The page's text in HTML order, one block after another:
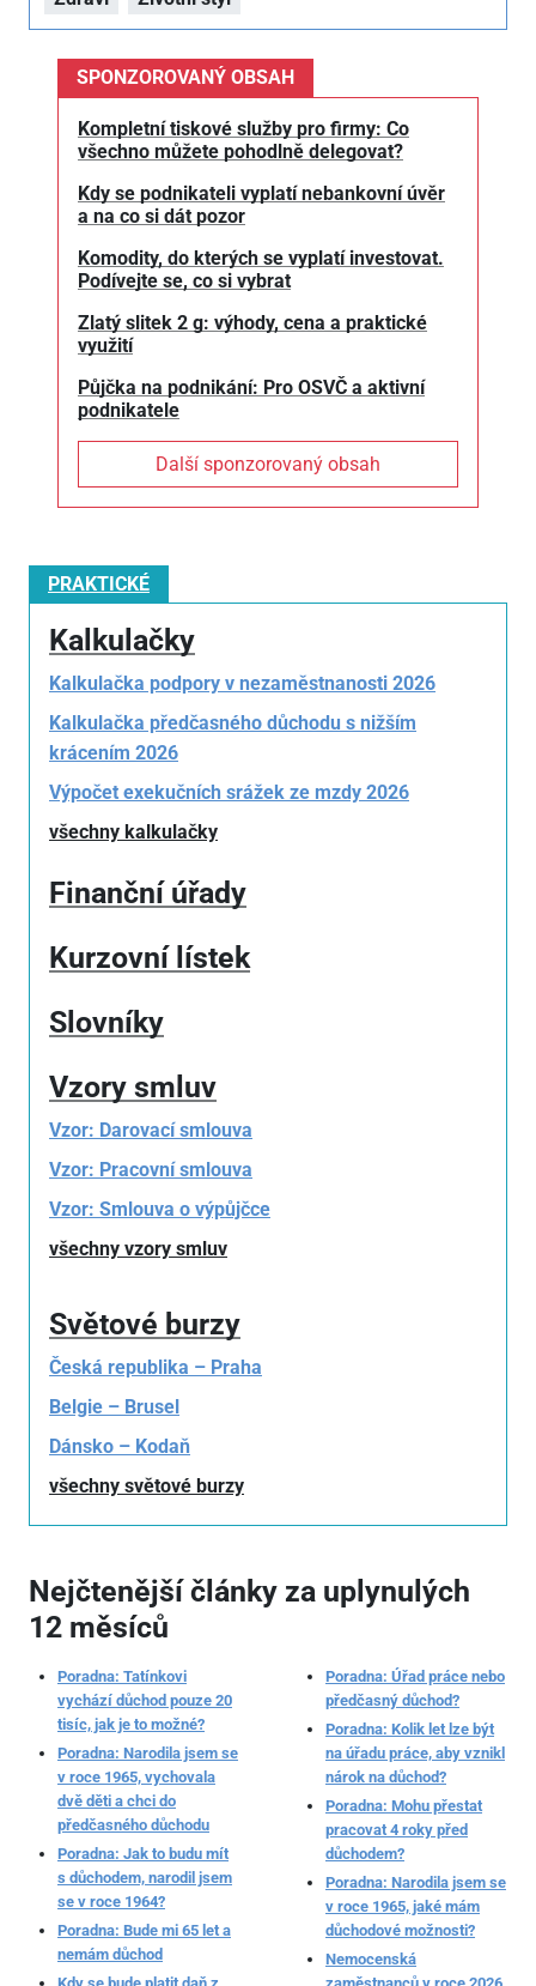
SPONZOROVANÝ OBSAH
Kompletní tiskové služby pro firmy: Co
všechno můžete pohodlně delegovat?
Kdy se podnikateli vyplatí nebankovní úvěr
a na co si dát pozor
Komodity, do kterých se vyplatí investovat.
Podívejte se, co si vybrat
Zlatý slitek 2 g: výhody, cena a praktické
využití
Půjčka na podnikání: Pro OSVČ a aktivní
podnikatele
Další sponzorovaný obsah
PRAKTICKÉ
Kalkulačky
Kalkulačka podpory v nezaměstnanosti 2026
Kalkulačka předčasného důchodu s nižším
krácením 2026
Výpočet exekučních srážek ze mzdy 2026
všechny kalkulačky
Finanční úřady
Kurzovní lístek
Slovníky
Vzory smluv
Vzor: Darovací smlouva
Vzor: Pracovní smlouva
Vzor: Smlouva o výpůjčce
všechny vzory smluv
Světové burzy
Česká republika – Praha
Belgie – Brusel
Dánsko – Kodaň
všechny světové burzy
Nejčtenější články za uplynulých
12 měsíců
Poradna: Tatínkovi
vychází důchod pouze 20
tisíc, jak je to možné?
Poradna: Narodila jsem se
v roce 1965, vychovala
dvě děti a chci do
předčasného důchodu
Poradna: Jak to budu mít
s důchodem, narodil jsem
se v roce 1964?
Poradna: Bude mi 65 let a
nemám důchod
Poradna: Úřad práce nebo
předčasný důchod?
Poradna: Kolik let lze být
na úřadu práce, aby vznikl
nárok na důchod?
Poradna: Mohu přestat
pracovat 4 roky před
důchodem?
Poradna: Narodila jsem se
v roce 1965, jaké mám
důchodové možnosti?
Nemocenská